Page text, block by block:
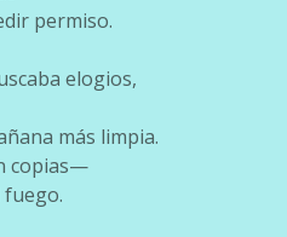
permiso.
elogios,
más limpia.
copias—